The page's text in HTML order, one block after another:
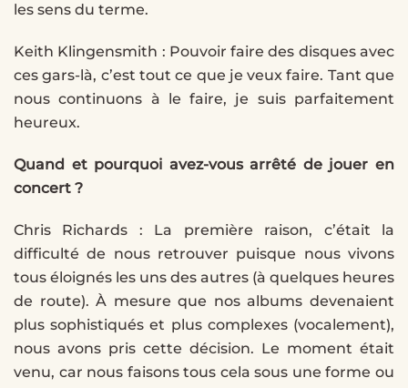
les sens du terme.
Keith Klingensmith : Pouvoir faire des disques avec
ces gars-là, c’est tout ce que je veux faire. Tant que
nous continuons à le faire, je suis parfaitement
heureux.
Quand et pourquoi avez-vous arrêté de jouer en
concert ?
Chris Richards : La première raison, c’était la
difficulté de nous retrouver puisque nous vivons
tous éloignés les uns des autres (à quelques heures
de route). À mesure que nos albums devenaient
plus sophistiqués et plus complexes (vocalement),
nous avons pris cette décision. Le moment était
venu, car nous faisons tous cela sous une forme ou